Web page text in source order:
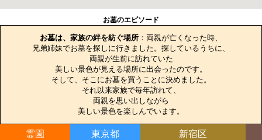
お墓のエピソード
お墓は、家族の絆を紡ぐ場所 ：両親が亡くなった時、
兄弟姉妹でお墓を探しに行きました。探しているうちに、
両親が生前に訪れていた
美しい景色が見える場所に出会ったのです。
そして、そこにお墓を買うことに決めました。
それ以来家族で毎年訪れて、
両親を思い出しながら
美しい景色を楽しんでいます。
霊園 東京都 新宿区